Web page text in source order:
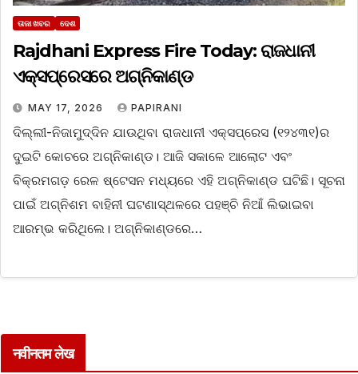
ତାଜା ଖବର ଦେଶ
Rajdhani Express Fire Today: ରାଜଧାନୀ
ଏକ୍ସପ୍ରେସରେ ଅଗ୍ନିକାଣ୍ଡ
MAY 17, 2026 PAPIRANI
ଦିଲ୍ଲୀ-ନିଜାମୁଦ୍ଦିନ ଯାଉଥିବା ରାଜଧାନୀ ଏକ୍ସପ୍ରେସ (୧୨୪୩୧)ର
ଦୁଇଟି କୋଚରେ ଅଗ୍ନିକାଣ୍ଡ। ଆଜି ସକାଳେ ଆଲୋଟ ଏବଂ
ବିକ୍ରମଗଡ଼ ରେଳ ଷ୍ଟେସନ ମଧ୍ୟରେ ଏହି ଅଗ୍ନିକାଣ୍ଡ ଘଟିଛି। ସୂଚନା
ପାଇଁ ଅଗ୍ନିଶମ ବାହିନୀ ଘଟଣାସ୍ଥଳରେ ପହଞ୍ଚି ନିଆଁ ଲିଭାଇବା
ଆରମ୍ଭ କରିଥିଲେ। ଅଗ୍ନିକାଣ୍ଡରେ…
नवीनतम लेख